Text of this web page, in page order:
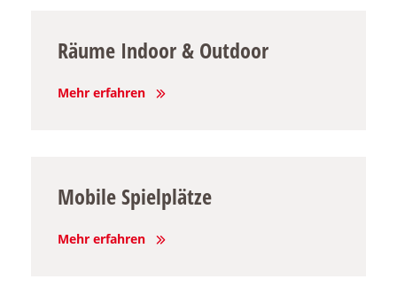
Räume Indoor & Outdoor
Mehr erfahren
Mobile Spielplätze
Mehr erfahren